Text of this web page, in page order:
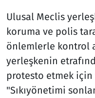
Ulusal Meclis
koruma ve polis
önlemlerle kontrol
yerleşkenin
protesto etmek
"Sıkıyönetimi